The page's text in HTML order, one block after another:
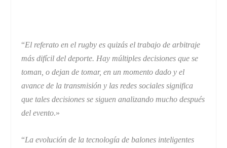
“El referato en el rugby es quizás el trabajo de arbitraje
más difícil del deporte. Hay múltiples decisiones que se
toman, o dejan de tomar, en un momento dado y el
avance de la transmisión y las redes sociales significa
que tales decisiones se siguen analizando mucho después
del evento.»
“La evolución de la tecnología de balones inteligentes